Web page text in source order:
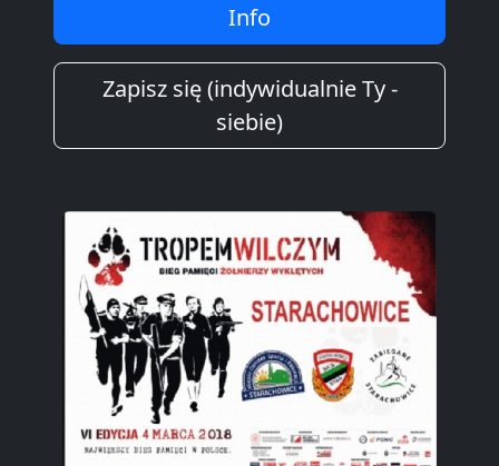
Info
Zapisz się (indywidualnie Ty -
siebie)